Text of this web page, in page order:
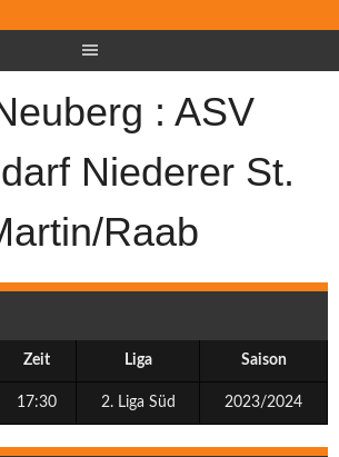
: ASV
Niederer St.
Raab
Zeit Liga Saison
17:30 2. Liga Süd 2023/2024